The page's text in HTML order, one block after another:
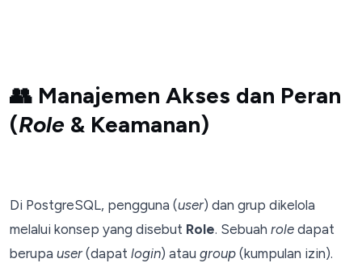
👥 Manajemen Akses dan Peran
(Role & Keamanan)
Di PostgreSQL, pengguna (user) dan grup dikelola
melalui konsep yang disebut Role. Sebuah role dapat
berupa user(dapat login) atau group (kumpulan izin).